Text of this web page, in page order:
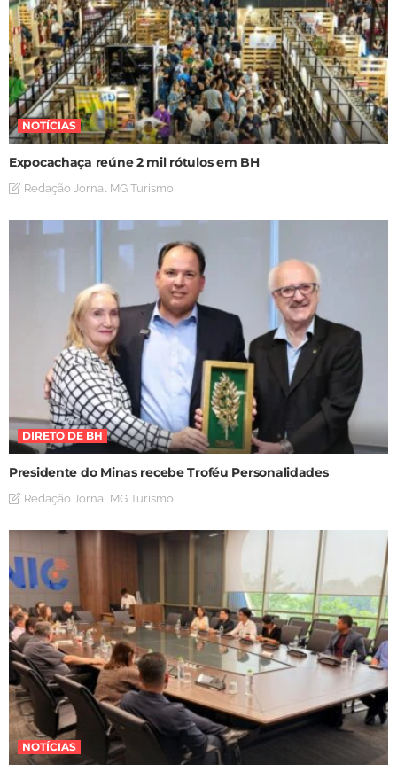
NOTÍCIAS
Expocachaça reúne 2 mil rótulos em BH
Redação Jornal MG Turismo
DIRETO DE BH
Presidente do Minas recebe Troféu Personalidades
Redação Jornal MG Turismo
NOTÍCIAS